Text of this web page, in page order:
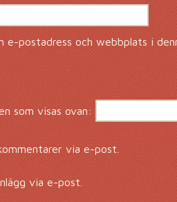
e-postadress och webbplats i
som visas ovan:
via e-post.
via e-post.